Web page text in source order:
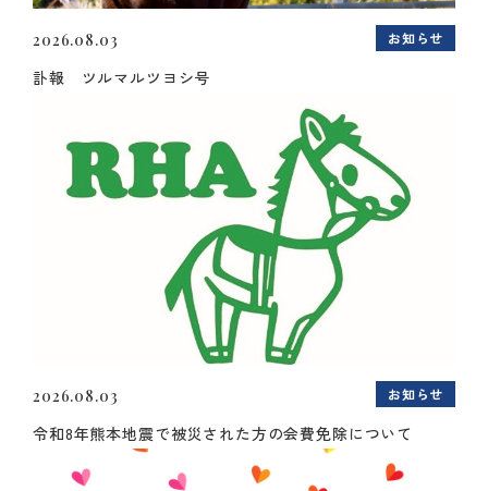
2026.08.03 お知らせ
訃報 ツルマルツヨシ号
2026.08.03 お知らせ
令和8年熊本地震で被災された方の会費免除について